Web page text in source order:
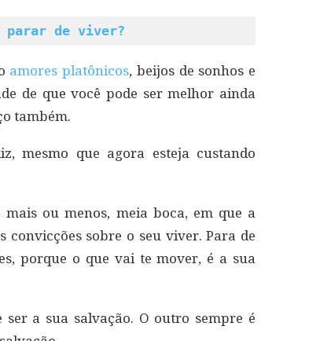
parar de viver?
amores platônicos, beijos de sonhos e
de que você pode ser melhor ainda
também.
mesmo que agora esteja custando
ou menos, meia boca, em que a
convicções sobre o seu viver. Para de
porque o que vai te mover, é a sua
a sua salvação. O outro sempre é